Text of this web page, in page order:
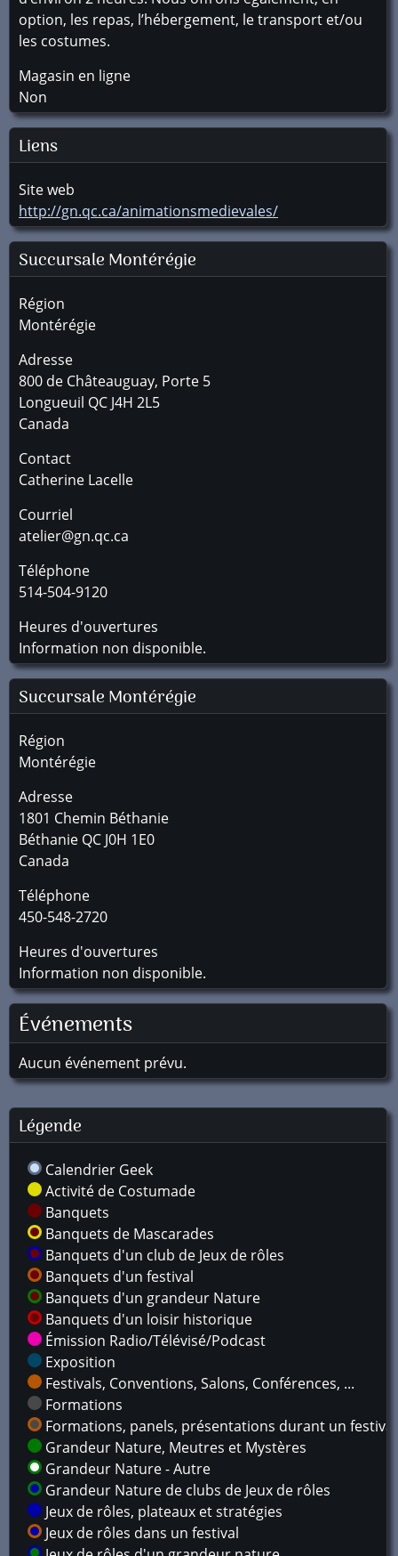
option, les repas, l’hébergement, le transport et/ou
les costumes.
Magasin en ligne
Non
Liens
Site web
http://gn.qc.ca/animationsmedievales/
SuccursaleMontérégie
Région
Montérégie
Adresse
800 de Châteauguay, Porte 5
Longueuil QC J4H 2L5
Canada
Contact
Catherine Lacelle
Courriel
atelier@gn.qc.ca
Téléphone
514-504-9120
Heures d'ouvertures
Information non disponible.
SuccursaleMontérégie
Région
Montérégie
Adresse
1801 Chemin Béthanie
Béthanie QC J0H 1E0
Canada
Téléphone
450-548-2720
Heures d'ouvertures
Information non disponible.
Événements
Aucun événement prévu.
Légende
Calendrier Geek
Activité de Costumade
Banquets
Banquets de Mascarades
Banquets d'un club de Jeux de rôles
Banquets d'un festival
Banquets d'un grandeur Nature
Banquets d'un loisir historique
Émission Radio/Télévisé/Podcast
Exposition
Festivals, Conventions, Salons, Conférences, ...
Formations
Formations, panels, présentations durant un festival
Grandeur Nature, Meutres et Mystères
Grandeur Nature - Autre
Grandeur Nature de clubs de Jeux de rôles
Jeux de rôles, plateaux et stratégies
Jeux de rôles dans un festival